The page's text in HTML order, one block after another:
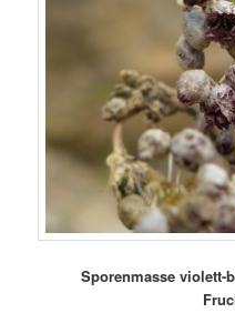
Sporenmasse violett-